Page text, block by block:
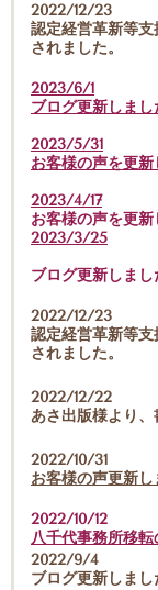
2022/12/23
認定経営革新等
されました。
2023/6/1
ブログ更新しまし
2023/5/31
お客様の声を更新
2023/4/17
お客様の声を更新
2023/3/25
ブログ更新しまし
2022/12/23
認定経営革新等
されました。
2022/12/22
あさ出版様より、
2022/10/31
お客様の声更新し
2022/10/12
八千代事務所移
2022/9/4
ブログ更新しまし